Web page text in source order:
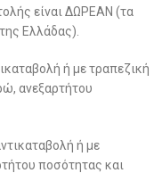
είναι ΔΩΡΕΑΝ (τα
Ελλάδας).
ή με τραπεζική
ανεξαρτήτου
ή με
ποσότητας και